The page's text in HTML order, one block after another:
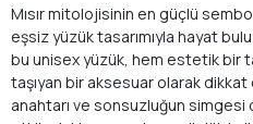
Mısır mitolojisinin en güçlü
eşsiz yüzük tasarımıyla hayat
bu unisex yüzük, hem estetik bir
taşıyan bir aksesuar olarak dikkat
anahtarı ve sonsuzluğun simgesi